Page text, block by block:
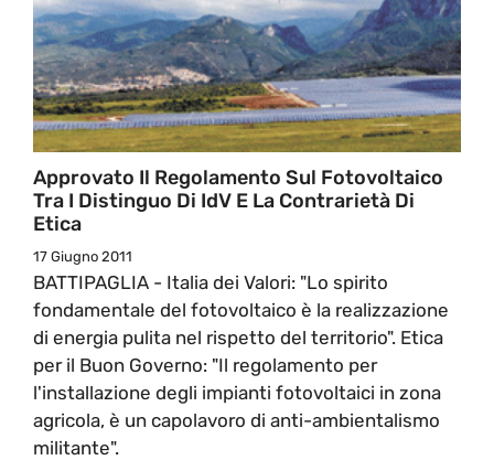
Approvato Il Regolamento Sul Fotovoltaico
Tra I Distinguo Di IdV E La Contrarietà Di
Etica
17 Giugno 2011
BATTIPAGLIA - Italia dei Valori: "Lo spirito
fondamentale del fotovoltaico è la realizzazione
di energia pulita nel rispetto del territorio". Etica
per il Buon Governo: "Il regolamento per
l'installazione degli impianti fotovoltaici in zona
agricola, è un capolavoro di anti-ambientalismo
militante".